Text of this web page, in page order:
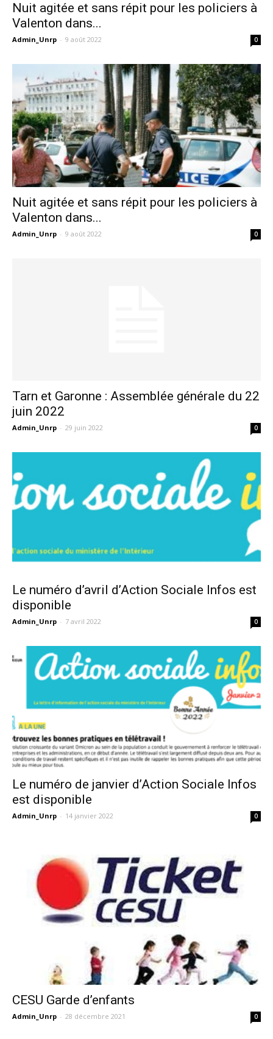
Nuit agitée et sans répit pour les policiers à
Valenton dans...
Admin_Unrp - 9 août 2022 0
Nuit agitée et sans répit pour les policiers à
Valenton dans...
Admin_Unrp - 9 août 2022 0
Tarn et Garonne : Assemblée générale du 22
juin 2022
Admin_Unrp - 29 juin 2022 0
Le numéro d’avril d’Action Sociale Infos est
disponible
Admin_Unrp - 7 avril 2022 0
Le numéro de janvier d’Action Sociale Infos
est disponible
Admin_Unrp - 14 janvier 2022 0
CESU Garde d’enfants
Admin_Unrp - 28 décembre 2021 0